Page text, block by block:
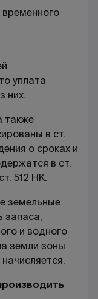
уплата
них.
также
в ст.
о сроках и
в ст.
512 НК.
земельные
запаса,
и водного
земли зоны